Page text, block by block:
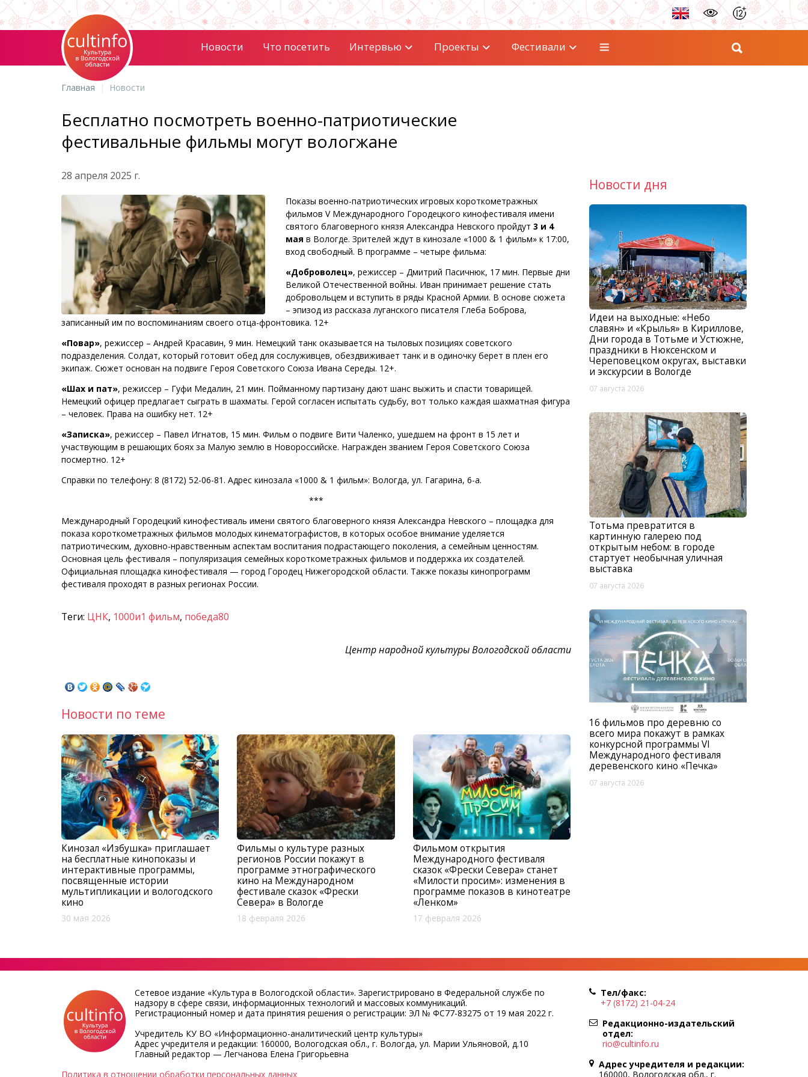
Новости Что посетить Интервью Проекты Фестивали
Главная Новости
Бесплатно посмотреть военно-патриотические
фестивальные фильмы могут вологжане
28 апреля 2025 г.
Показы военно-патриотических игровых короткометражных
фильмов V Международного Городецкого кинофестиваля имени
святого благоверного князя Александра Невского пройдут 3 и 4
мая в Вологде. Зрителей ждут в кинозале «1000 & 1 фильм» к 17:00,
вход свободный. В программе – четыре фильма:
«Доброволец», режиссер – Дмитрий Пасичнюк, 17 мин. Первые дни
Великой Отечественной войны. Иван принимает решение стать
добровольцем и вступить в ряды Красной Армии. В основе сюжета
– эпизод из рассказа луганского писателя Глеба Боброва,
записанный им по воспоминаниям своего отца-фронтовика. 12+
«Повар», режиссер – Андрей Красавин, 9 мин. Немецкий танк оказывается на тыловых позициях советского
подразделения. Солдат, который готовит обед для сослуживцев, обездвиживает танк и в одиночку берет в плен его
экипаж. Сюжет основан на подвиге Героя Советского Союза Ивана Середы. 12+.
«Шах и пат», режиссер – Гуфи Медалин, 21 мин. Пойманному партизану дают шанс выжить и спасти товарищей.
Немецкий офицер предлагает сыграть в шахматы. Герой согласен испытать судьбу, вот только каждая шахматная фигура
– человек. Права на ошибку нет. 12+
«Записка», режиссер – Павел Игнатов, 15 мин. Фильм о подвиге Вити Чаленко, ушедшем на фронт в 15 лет и
участвующим в решающих боях за Малую землю в Новороссийске. Награжден званием Героя Советского Союза
посмертно. 12+
Справки по телефону: 8 (8172) 52-06-81. Адрес кинозала «1000 & 1 фильм»: Вологда, ул. Гагарина, 6-а.
***
Международный Городецкий кинофестиваль имени святого благоверного князя Александра Невского – площадка для
показа короткометражных фильмов молодых кинематографистов, в которых особое внимание уделяется
патриотическим, духовно-нравственным аспектам воспитания подрастающего поколения, а семейным ценностям.
Основная цель фестиваля – популяризация семейных короткометражных фильмов и поддержка их создателей.
Официальная площадка кинофестиваля — город Городец Нижегородской области. Также показы кинопрограмм
фестиваля проходят в разных регионах России.
Теги: ЦНК, 1000и1 фильм, победа80
Центр народной культуры Вологодской области
Новости по теме
Кинозал «Избушка» приглашает
на бесплатные кинопоказы и
интерактивные программы,
посвященные истории
мультипликации и вологодского
кино
30 мая 2026
Фильмы о культуре разных
регионов России покажут в
программе этнографического
кино на Международном
фестивале сказок «Фрески
Севера» в Вологде
18 февраля 2026
Фильмом открытия
Международного фестиваля
сказок «Фрески Севера» станет
«Милости просим»: изменения в
программе показов в кинотеатре
«Ленком»
17 февраля 2026
Новости дня
Идеи на выходные: «Небо
славян» и «Крылья» в Кириллове,
Дни города в Тотьме и Устюжне,
праздники в Нюксенском и
Череповецком округах, выставки
и экскурсии в Вологде
07 августа 2026
Тотьма превратится в
картинную галерею под
открытым небом: в городе
стартует необычная уличная
выставка
07 августа 2026
16 фильмов про деревню со
всего мира покажут в рамках
конкурсной программы VI
Международного фестиваля
деревенского кино «Печка»
07 августа 2026
Сетевое издание «Культура в Вологодской области». Зарегистрировано в Федеральной службе по
надзору в сфере связи, информационных технологий и массовых коммуникаций.
Регистрационный номер и дата принятия решения о регистрации: ЭЛ № ФС77-83275 от 19 мая 2022 г.
Учредитель КУ ВО «Информационно-аналитический центр культуры»
Адрес учредителя и редакции: 160000, Вологодская обл., г. Вологда, ул. Марии Ульяновой, д.10
Главный редактор — Легчанова Елена Григорьевна
Политика в отношении обработки персональных данных
Тел/факс:
+7 (8172) 21-04-24
Редакционно-издательский
отдел:
rio@cultinfo.ru
Адрес учредителя и редакции:
160000, Вологодская обл., г.